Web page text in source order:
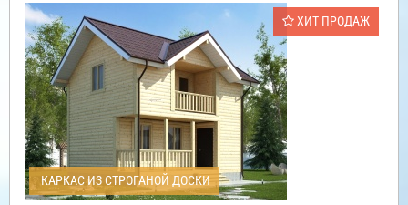
ХИТ ПРОДАЖ
КАРКАС ИЗ СТРОГАНОЙ ДОСКИ